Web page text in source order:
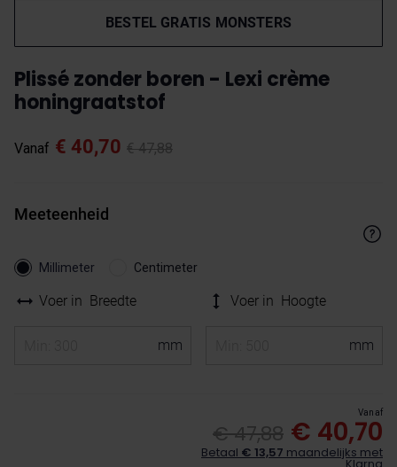
BESTEL GRATIS MONSTERS
Plissé zonder boren - Lexi crème
honingraatstof
Vanaf € 47,88
€ 40,70
Meeteenheid
Millimeter Centimeter
Voer in Breedte Voer in Hoogte
Vanaf
€ 47,88 € 40,70
Betaal € 13,57 maandelijks met